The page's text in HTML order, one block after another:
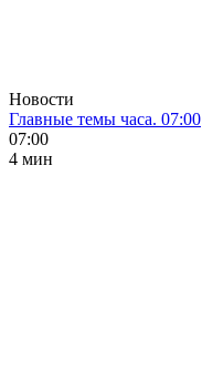
Новости
Главные темы часа. 07:00
07:00
4 мин